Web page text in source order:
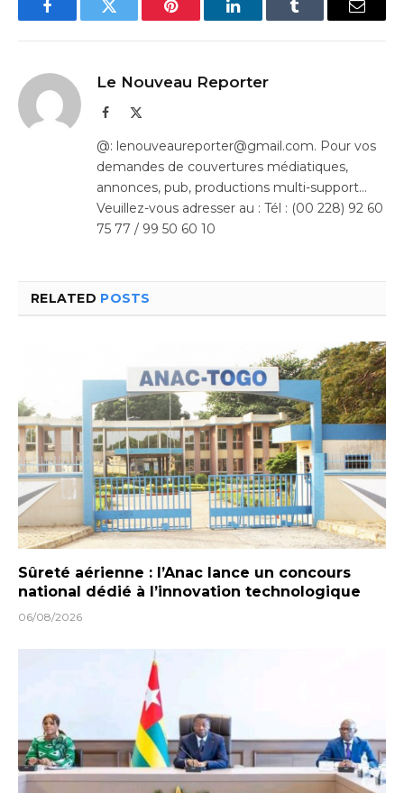
FacebookTwitter Pinterest LinkedInTumblr Email
Le Nouveau Reporter
Facebook
@: lenouveaureporter@gmail.com. Pour vos
demandes de couvertures médiatiques,
annonces, pub, productions multi-support…
Veuillez-vous adresser au : Tél : (00 228) 92 60
75 77 / 99 50 60 10
RELATED POSTS
Sûreté aérienne : l’Anac lance un concours
national dédié à l’innovation technologique
06/08/2026